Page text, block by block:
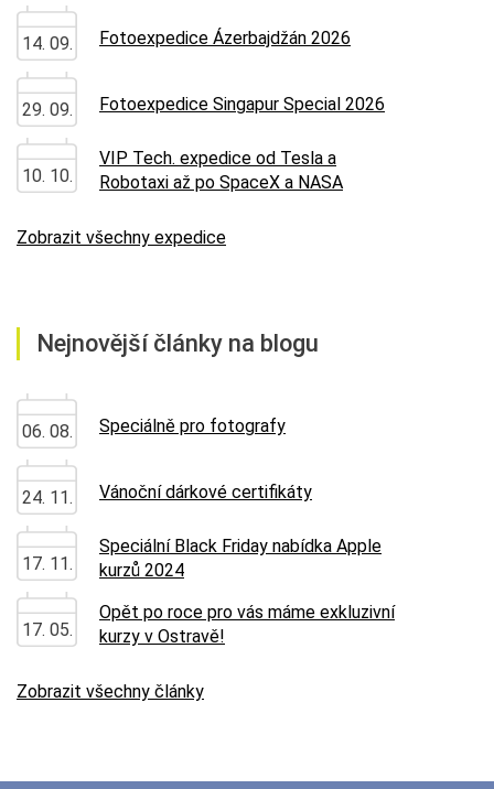
14. 09. Fotoexpedice Ázerbajdžán 2026
29. 09. Fotoexpedice Singapur Special 2026
10. 10.
VIP Tech. expedice od Tesla a
Robotaxi až po SpaceX a NASA
Zobrazit všechny expedice
Nejnovější články na blogu
06. 08. Speciálně pro fotografy
24. 11. Vánoční dárkové certifikáty
17. 11.
Speciální Black Friday nabídka Apple
kurzů 2024
17. 05.
Opět po roce pro vás máme exkluzivní
kurzy v Ostravě!
Zobrazit všechny články